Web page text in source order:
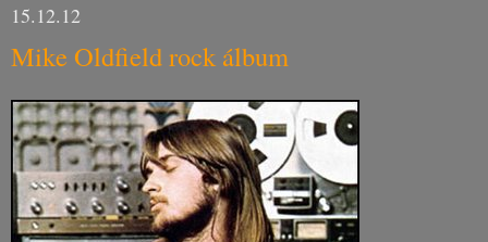
15.12.12
Mike Oldfield rock álbum